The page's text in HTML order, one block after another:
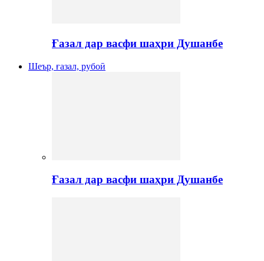
Ғазал дар васфи шаҳри Душанбе
Шеър, ғазал, рубоӣ
Ғазал дар васфи шаҳри Душанбе